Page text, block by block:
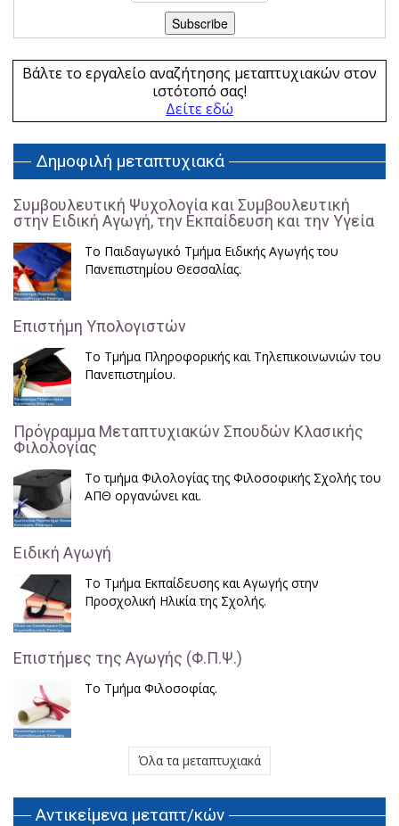
Βάλτε το εργαλείο αναζήτησης μεταπτυχιακών στον
ιστότοπό σας!
Δείτε εδώ
Δημοφιλή μεταπτυχιακά
Συμβουλευτική Ψυχολογία και Συμβουλευτική
στην Ειδική Αγωγή, την Εκπαίδευση και την Υγεία
Το Παιδαγωγικό Τμήμα Ειδικής Αγωγής του
Πανεπιστημίου Θεσσαλίας.
Επιστήμη Υπολογιστών
Το Τμήμα Πληροφορικής και Τηλεπικοινωνιών του
Πανεπιστημίου.
Πρόγραμμα Μεταπτυχιακών Σπουδών Κλασικής
Φιλολογίας
Το τμήμα Φιλολογίας της Φιλοσοφικής Σχολής του
ΑΠΘ οργανώνει και.
Ειδική Αγωγή
Το Τμήμα Εκπαίδευσης και Αγωγής στην
Προσχολική Ηλικία της Σχολής.
Επιστήμες της Αγωγής (Φ.Π.Ψ.)
Το Τμήμα Φιλοσοφίας.
Όλα τα μεταπτυχιακά
Αντικείμενα μεταπτ/κών